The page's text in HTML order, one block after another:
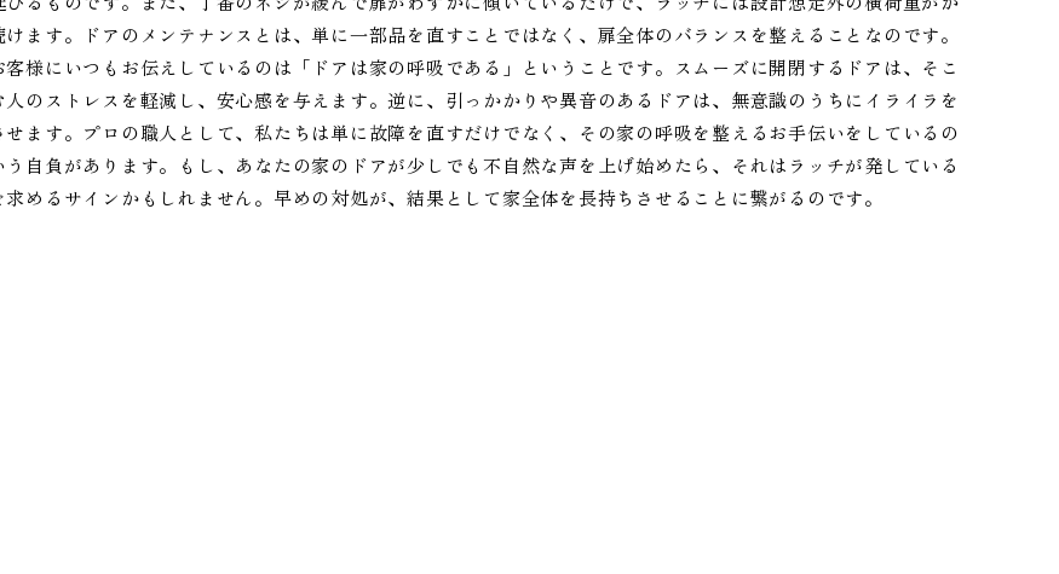
けます。ドアのメンテナンスとは、単に一部品を直すことではなく、扉全体のバランスを整えることなのです。
客様にいつもお伝えしているのは「ドアは家の呼吸である」ということです。スムーズに開閉するドアは、そこ
人のストレスを軽減し、安心感を与えます。逆に、引っかかりや異音のあるドアは、無意識のうちにイライラを
せます。プロの職人として、私たちは単に故障を直すだけでなく、その家の呼吸を整えるお手伝いをしているの
う自負があります。もし、あなたの家のドアが少しでも不自然な声を上げ始めたら、それはラッチが発している
求めるサインかもしれません。早めの対処が、結果として家全体を長持ちさせることに繋がるのです。